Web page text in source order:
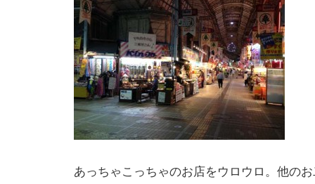
あっちゃこっちゃのお店をウロウロ。他の